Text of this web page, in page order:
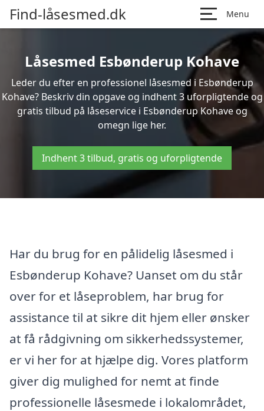
Find-låsesmed.dk Menu
Låsesmed Esbønderup Kohave
Leder du efter en professionel låsesmed i Esbønderup
Kohave? Beskriv din opgave og indhent 3 uforpligtende og
gratis tilbud på låseservice i Esbønderup Kohave og
omegn lige her.
Indhent 3 tilbud, gratis og uforpligtende
Har du brug for en pålidelig låsesmed i
Esbønderup Kohave? Uanset om du står
over for et låseproblem, har brug for
assistance til at sikre dit hjem eller ønsker
at få rådgivning om sikkerhedssystemer,
er vi her for at hjælpe dig. Vores platform
giver dig mulighed for nemt at finde
professionelle låsesmede i lokalområdet,